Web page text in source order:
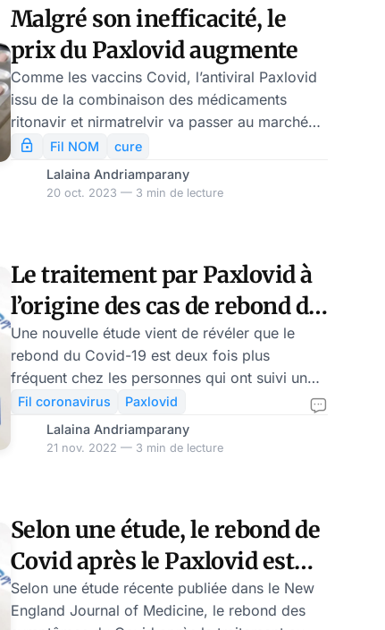
les populations les plus âgées. Depuis
l’utilisation de l’antiviral Paxlovid de Pfizer, de
plus en plus de patients
Malgré son inefficacité, le
prix du Paxlovid augmente
Comme les vaccins Covid, l’antiviral Paxlovid
issu de la combinaison des médicaments
ritonavir et nirmatrelvir va passer au marché
commercial traditionnel l’année prochaine,
d’après les déclarations du fabricant (Pfizer) et
du ministère américain de la Santé et des
selon les médecins.
Fil NOM
cure
Lalaina Andriamparany
20 oct. 2023 — 3 min de lecture
Le traitement par Paxlovid à
l’origine des cas de rebond de
Covid-19, selon une étude
préliminaire
Une nouvelle étude vient de révéler que le
rebond du Covid-19 est deux fois plus
fréquent chez les personnes qui ont suivi un
traitement par le Paxlovid. Il touche environ
5% des patients traités avec ce médicament
antiviral de Pfizer. Depuis l’utilisation de
présente comme une réapparition des
symptômes du COVID-19 ou l’apparition d’un
nouveau test viral positif ap
Fil coronavirus
Paxlovid
Lalaina Andriamparany
21 nov. 2022 — 3 min de lecture
Selon une étude, le rebond de
Covid après le Paxlovid est
courant
Selon une étude récente publiée dans le New
England Journal of Medicine, le rebond des